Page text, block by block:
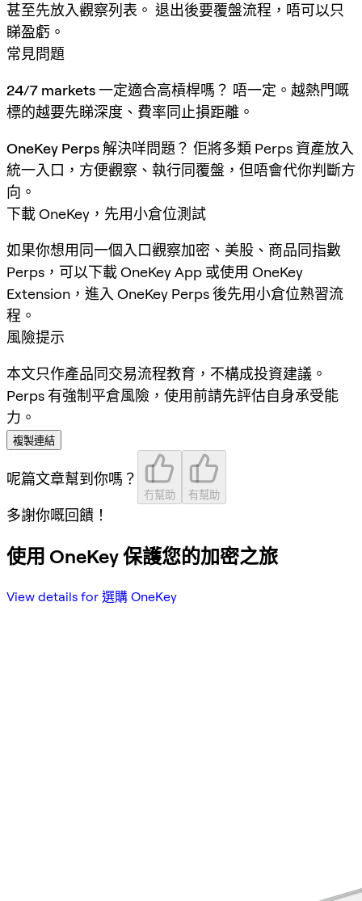
甚至先放入觀察列表。 退出後要覆盤流程，唔可以只
睇盈虧。
常見問題
24/7 markets 一定適合高槓桿嗎？ 唔一定。越熱門嘅
標的越要先睇深度、費率同止損距離。
OneKey Perps 解決咩問題？ 佢將多類 Perps 資產放入
統一入口，方便觀察、執行同覆盤，但唔會代你判斷方
向。
下載 OneKey，先用小倉位測試
如果你想用同一個入口觀察加密、美股、商品同指數
Perps，可以下載 OneKey App 或使用 OneKey
Extension，進入 OneKey Perps 後先用小倉位熟習流
程。
風險提示
本文只作產品同交易流程教育，不構成投資建議。
Perps 有強制平倉風險，使用前請先評估自身承受能
力。
複製連結
呢篇文章幫到你嗎？
冇幫助 有幫助
多謝你嘅回饋！
使用 OneKey 保護您的加密之旅
View details for 選購 OneKey